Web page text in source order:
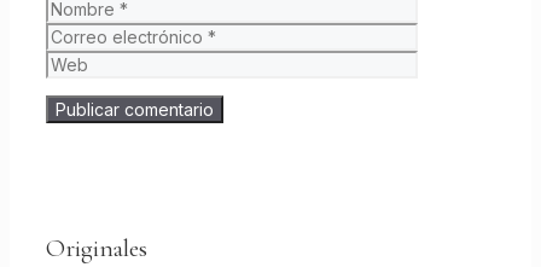
Nombre
Originales